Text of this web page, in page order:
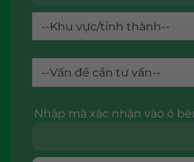
Nhập mã xác nhận vào ô